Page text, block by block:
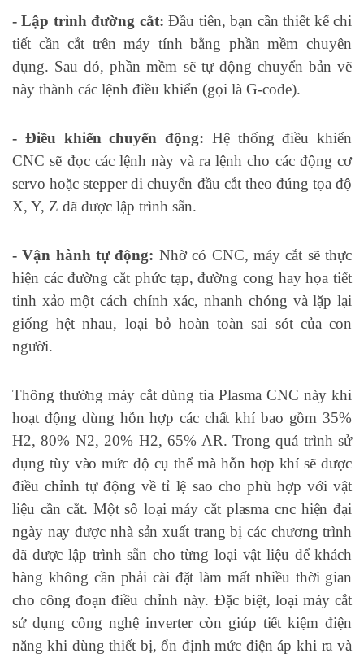
- Lập trình đường cắt: Đầu tiên, bạn cần thiết kế chi
tiết cần cắt trên máy tính bằng phần mềm chuyên
dụng. Sau đó, phần mềm sẽ tự động chuyển bản vẽ
này thành các lệnh điều khiển (gọi là G-code).
- Điều khiển chuyển động: Hệ thống điều khiển
CNC sẽ đọc các lệnh này và ra lệnh cho các động cơ
servo hoặc stepper di chuyển đầu cắt theo đúng tọa độ
X, Y, Z đã được lập trình sẵn.
- Vận hành tự động: Nhờ có CNC, máy cắt sẽ thực
hiện các đường cắt phức tạp, đường cong hay họa tiết
tinh xảo một cách chính xác, nhanh chóng và lặp lại
giống hệt nhau, loại bỏ hoàn toàn sai sót của con
người.
Thông thường máy cắt dùng tia Plasma CNC này khi
hoạt động dùng hỗn hợp các chất khí bao gồm 35%
H2, 80% N2, 20% H2, 65% AR. Trong quá trình sử
dụng tùy vào mức độ cụ thể mà hỗn hợp khí sẽ được
điều chỉnh tự động về tỉ lệ sao cho phù hợp với vật
liệu cần cắt. Một số loại máy cắt plasma cnc hiện đại
ngày nay được nhà sản xuất trang bị các chương trình
đã được lập trình sẵn cho từng loại vật liệu để khách
hàng không cần phải cài đặt làm mất nhiều thời gian
cho công đoạn điều chỉnh này. Đặc biệt, loại máy cắt
sử dụng công nghệ inverter còn giúp tiết kiệm điện
năng khi dùng thiết bị, ổn định mức điện áp khi ra và